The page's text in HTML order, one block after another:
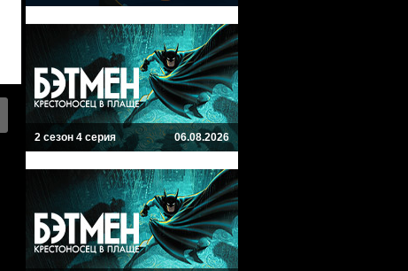
2 сезон 4 серия 06.08.2026